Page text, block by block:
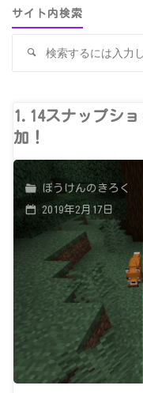
サイト内検索
検
1.14スナップショ
加！
ぼうけんのきろく
2019年2月17日